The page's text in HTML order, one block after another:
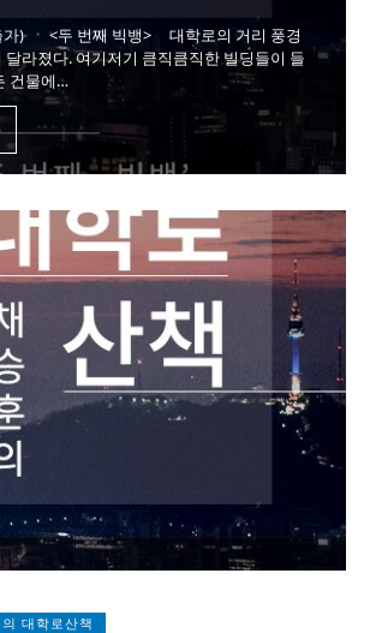
가) <두 번째 빅뱅> 대학로의 거리 풍경
달라졌다. 여기저기 큼직큼직한 빌딩들이 들
건물에…
대학로산책